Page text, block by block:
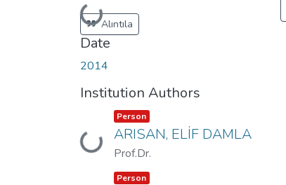
Loading...Alıntıla
Date
2014
Institution Authors
Loading...
Item type:
Person ,
ARISAN, ELİF DAMLA
Prof.Dr.
Item type:
Person ,